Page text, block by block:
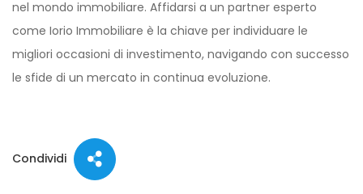
nel mondo immobiliare. Affidarsi a un partner esperto
come Iorio Immobiliare è la chiave per individuare le
migliori occasioni di investimento, navigando con successo
le sfide di un mercato in continua evoluzione.
Condividi